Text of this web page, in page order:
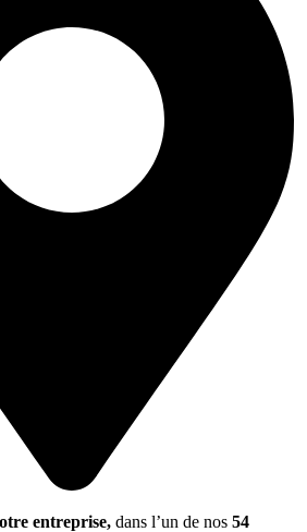
entreprise, dans l’un de nos 54